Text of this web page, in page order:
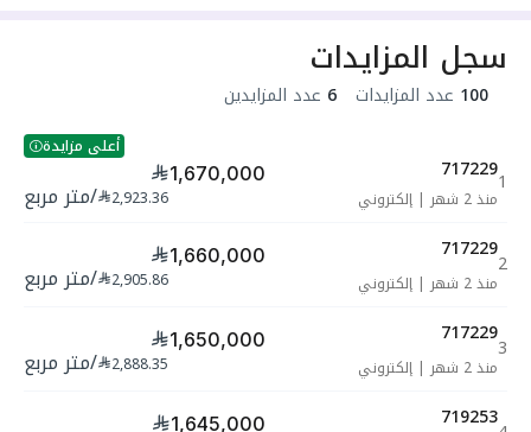
سجل المزايدات
100 عدد المزايدات 6 عدد المزايدين
أعلى مزايدة
1
717229
منذ 2 شهر | إلكتروني
1,670,000
2,923.36
/متر مربع
2
717229
منذ 2 شهر | إلكتروني
1,660,000
2,905.86
/متر مربع
3
717229
منذ 2 شهر | إلكتروني
1,650,000
2,888.35
/متر مربع
719253
1,645,000